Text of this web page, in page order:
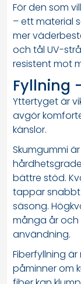
För den som
– ett material
mer
och tål UV-
resistent mot
Fyllning
Yttertyget är
avgör
känslor.
Skumgummi
bättre stöd.
tappar snabbt
säsong.
många år och
användning.
Fiberfyllning
påminner om